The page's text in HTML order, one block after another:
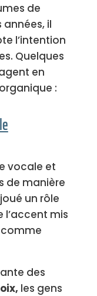
de
il
l’intention
Quelques
en
:
vocale et
de manière
un rôle
mis
comme
des
les gens